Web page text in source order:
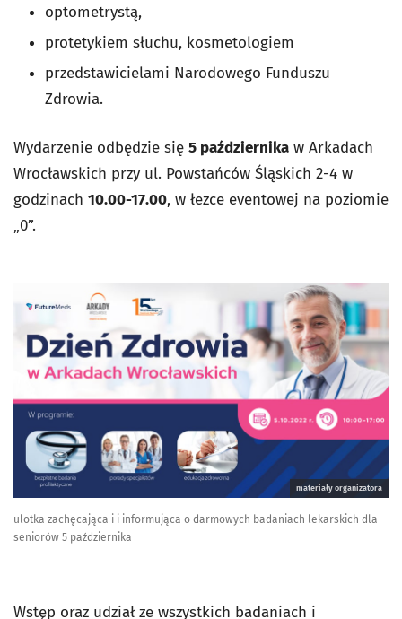
optometrystą,
protetykiem słuchu, kosmetologiem
przedstawicielami Narodowego Funduszu
Zdrowia.
Wydarzenie odbędzie się 5 października w Arkadach
Wrocławskich przy ul. Powstańców Śląskich 2-4 w
godzinach 10.00-17.00, w łezce eventowej na poziomie
„0”.
materiały organizatora
ulotka zachęcająca i i informująca o darmowych badaniach lekarskich dla
seniorów 5 października
Wstęp oraz udział ze wszystkich badaniach i